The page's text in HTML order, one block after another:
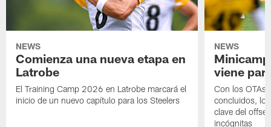
NEWS
Comienza una nueva etapa en
Latrobe
El Training Camp 2026 en Latrobe marcará el
inicio de un nuevo capítulo para los Steelers
NEWS
viene
Con los OTAs
concluidos,
clave del
incógnitas